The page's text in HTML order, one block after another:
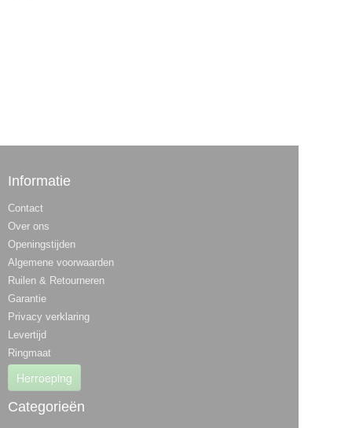
Informatie
Contact
Over ons
Openingstijden
Algemene voorwaarden
Ruilen & Retourneren
Garantie
Privacy verklaring
Levertijd
Ringmaat
Herroeping
Categorieën